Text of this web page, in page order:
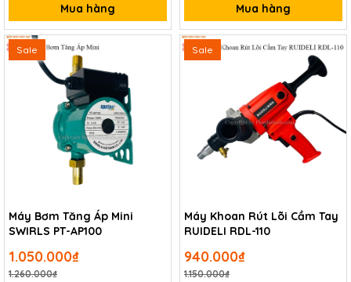
Mua hàng Mua hàng
Sale
Máy Bơm Tăng Áp Mini
SWIRLS PT-AP100
1.050.000₫
1.260.000₫
Sale
Máy Khoan Rút Lõi Cầm Tay
RUIDELI RDL-110
940.000₫
1.150.000₫